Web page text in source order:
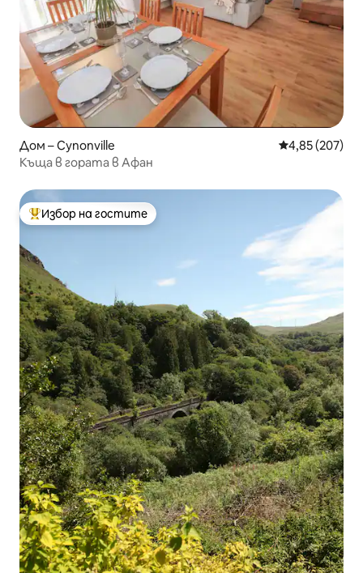
Дом – Cynonville Средна
4,85 (207)
Къща в гората в Афан
Най-популярен избор на гостите
Избор на гостите